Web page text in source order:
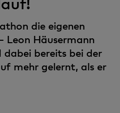
die eigenen
Leon Häusermann
bereits bei der
mehr gelernt, als er